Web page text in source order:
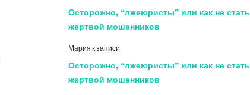
Осторожно, “лжеюристы” или как не стать
жертвой мошенников
Мария к записи
Осторожно, “лжеюристы” или как не стать
жертвой мошенников